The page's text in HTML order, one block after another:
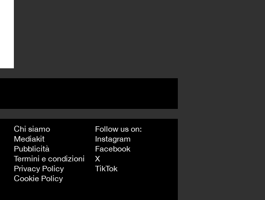
Chi siamo
Mediakit
Pubblicità
Termini e condizioni
Privacy Policy
Cookie Policy
Follow us on:
Instagram
Facebook
X
TikTok